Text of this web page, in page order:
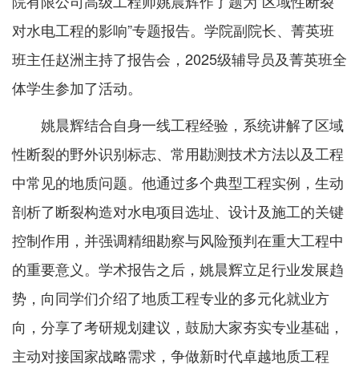
对水电工程的影响”专题报告。学院副院长、菁英班
班主任赵洲主持了报告会，2025级辅导员及菁英班全
体学生参加了活动。
姚晨辉结合自身一线工程经验，系统讲解了区域
性断裂的野外识别标志、常用勘测技术方法以及工程
中常见的地质问题。他通过多个典型工程实例，生动
剖析了断裂构造对水电项目选址、设计及施工的关键
控制作用，并强调精细勘察与风险预判在重大工程中
的重要意义。学术报告之后，姚晨辉立足行业发展趋
势，向同学们介绍了地质工程专业的多元化就业方
向，分享了考研规划建议，鼓励大家夯实专业基础，
主动对接国家战略需求，争做新时代卓越地质工程